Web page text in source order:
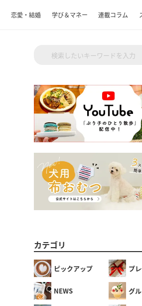
恋愛・結婚 学び＆マネー 連載コラム
カテゴリ
ピックアップ プ
NEWS グ